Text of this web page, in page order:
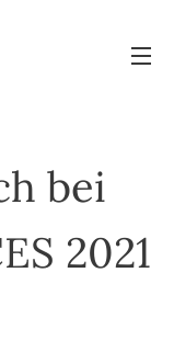
bei
2021